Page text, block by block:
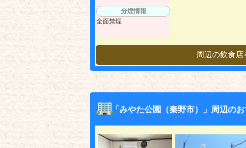
分煙情報
全面禁煙
周辺の飲食
「みやた公園（秦野市）」周辺の